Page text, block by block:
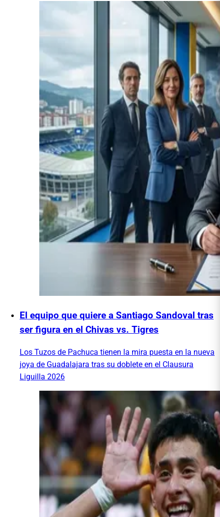
El equipo que quiere a Santiago Sandoval tras
ser figura en el Chivas vs. Tigres
Los Tuzos de Pachuca tienen la mira puesta en la nueva
joya de Guadalajara tras su doblete en el Clausura
Liguilla 2026